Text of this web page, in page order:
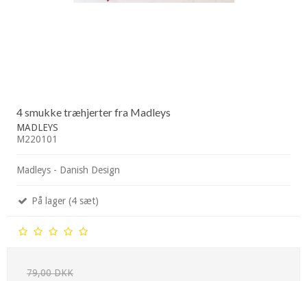
4 smukke træhjerter fra Madleys
MADLEYS
M220101
Madleys - Danish Design
På lager (4 sæt)
79,00 DKK